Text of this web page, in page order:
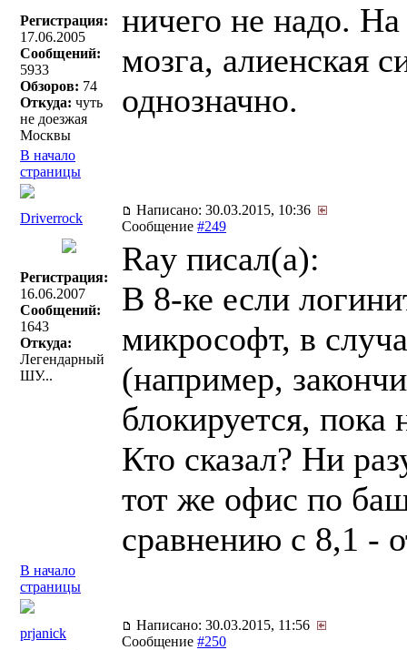
Регистрация:
17.06.2005
Сообщений:
5933
Обзоров: 74
Откуда: чуть
не доезжая
Москвы
ничего не надо.
мозга, алиенская
однозначно.
В начало
страницы
Driverrock
Написано: 30.03.2015, 10:36
Сообщение #249
Регистрация:
16.06.2007
Сообщений:
1643
Откуда:
Легендарный
ШУ...
Ray писал(a):
В 8-ке если
микрософт, в
(например,
блокируется,
Кто сказал? Ни
тот же офис по
сравнению с 8,1 -
В начало
страницы
prjanick
Написано: 30.03.2015, 11:56
Сообщение #250